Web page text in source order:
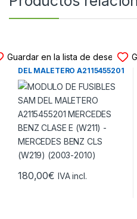
Guardar en la lista de deseos
MODULO DE FUSIBLES SAM
DEL MALETERO A2115455201
MERCEDES BENZ CLASE E
(W211) – MERCEDES BENZ
CLS (W219) (2003-2010)
180,00€ IVA incl.